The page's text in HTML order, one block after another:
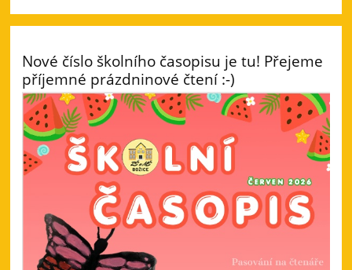
Nové číslo školního časopisu je tu! Přejeme
příjemné prázdninové čtení :-)